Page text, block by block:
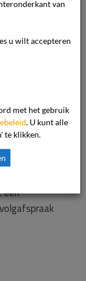
gelet op
Het
af te
dat
dat thans
week
een
van
u wilt accepteren
met het gebruik
. U kunt alle
te klikken.